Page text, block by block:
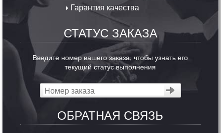
Гарантия качества
СТАТУС ЗАКАЗА
Введите номер вашего заказа, чтобы узнать его
текущий статус выполнения
ОБРАТНАЯ СВЯЗЬ